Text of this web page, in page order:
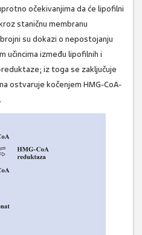
očekivanjima da će lipofilni
staničnu membranu
su dokazi o nepostojanju
učincima između lipofilnih i
iz toga se zaključuje
ostvaruje kočenjem HMG-CoA-